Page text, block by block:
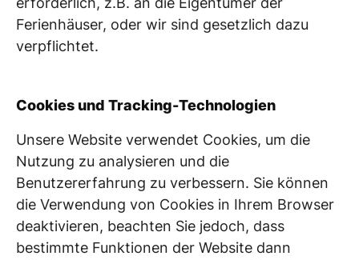
Ferienhäuser, oder wir sind gesetzlich dazu
verpflichtet.
Cookies und Tracking-Technologien
Unsere Website verwendet Cookies, um die
Nutzung zu analysieren und die
Benutzererfahrung zu verbessern. Sie können
die Verwendung von Cookies in Ihrem Browser
deaktivieren, beachten Sie jedoch, dass
bestimmte Funktionen der Website dann